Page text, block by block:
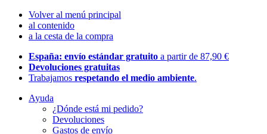
Volver al menú principal
al contenido
a la cesta de la compra
España: envío estándar gratuito a partir de 87,90 €
Devoluciones gratuitas
Trabajamos respetando el medio ambiente.
Ayuda
¿Dónde está mi pedido?
Devoluciones
Gastos de envío